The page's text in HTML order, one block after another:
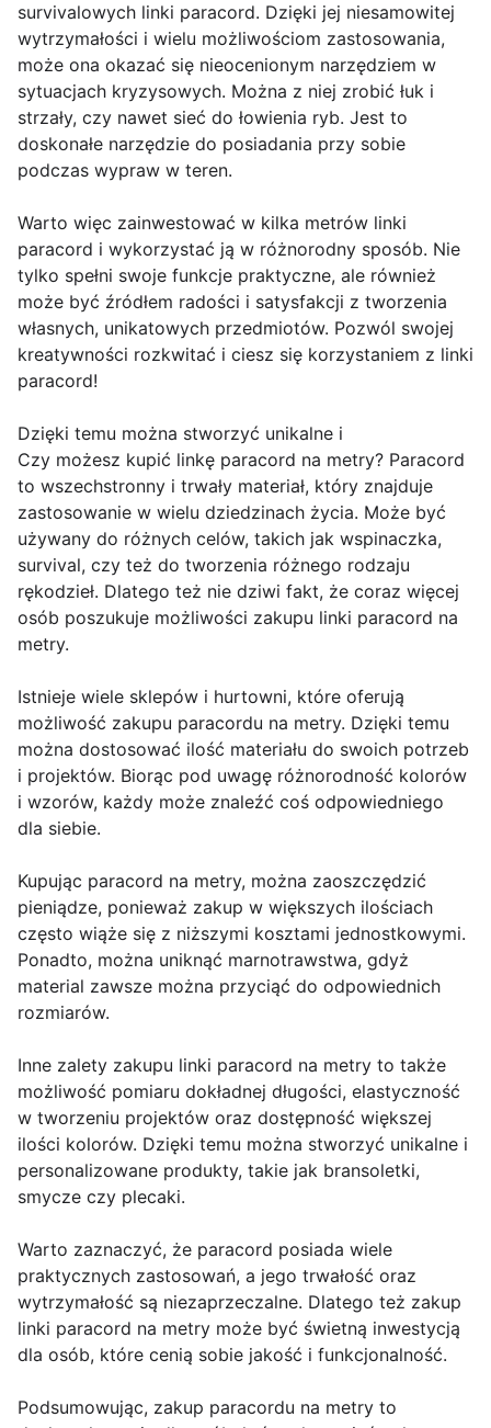
survivalowych linki paracord. Dzięki jej niesamowitej
wytrzymałości i wielu możliwościom zastosowania,
może ona okazać się nieocenionym narzędziem w
sytuacjach kryzysowych. Można z niej zrobić łuk i
strzały, czy nawet sieć do łowienia ryb. Jest to
doskonałe narzędzie do posiadania przy sobie
podczas wypraw w teren.
Warto więc zainwestować w kilka metrów linki
paracord i wykorzystać ją w różnorodny sposób. Nie
tylko spełni swoje funkcje praktyczne, ale również
może być źródłem radości i satysfakcji z tworzenia
własnych, unikatowych przedmiotów. Pozwól swojej
kreatywności rozkwitać i ciesz się korzystaniem z linki
paracord!
Dzięki temu można stworzyć unikalne i
Czy możesz kupić linkę paracord na metry? Paracord
to wszechstronny i trwały materiał, który znajduje
zastosowanie w wielu dziedzinach życia. Może być
używany do różnych celów, takich jak wspinaczka,
survival, czy też do tworzenia różnego rodzaju
rękodzieł. Dlatego też nie dziwi fakt, że coraz więcej
osób poszukuje możliwości zakupu linki paracord na
metry.
Istnieje wiele sklepów i hurtowni, które oferują
możliwość zakupu paracordu na metry. Dzięki temu
można dostosować ilość materiału do swoich potrzeb
i projektów. Biorąc pod uwagę różnorodność kolorów
i wzorów, każdy może znaleźć coś odpowiedniego
dla siebie.
Kupując paracord na metry, można zaoszczędzić
pieniądze, ponieważ zakup w większych ilościach
często wiąże się z niższymi kosztami jednostkowymi.
Ponadto, można uniknąć marnotrawstwa, gdyż
material zawsze można przyciąć do odpowiednich
rozmiarów.
Inne zalety zakupu linki paracord na metry to także
możliwość pomiaru dokładnej długości, elastyczność
w tworzeniu projektów oraz dostępność większej
ilości kolorów. Dzięki temu można stworzyć unikalne i
personalizowane produkty, takie jak bransoletki,
smycze czy plecaki.
Warto zaznaczyć, że paracord posiada wiele
praktycznych zastosowań, a jego trwałość oraz
wytrzymałość są niezaprzeczalne. Dlatego też zakup
linki paracord na metry może być świetną inwestycją
dla osób, które cenią sobie jakość i funkcjonalność.
Podsumowując, zakup paracordu na metry to